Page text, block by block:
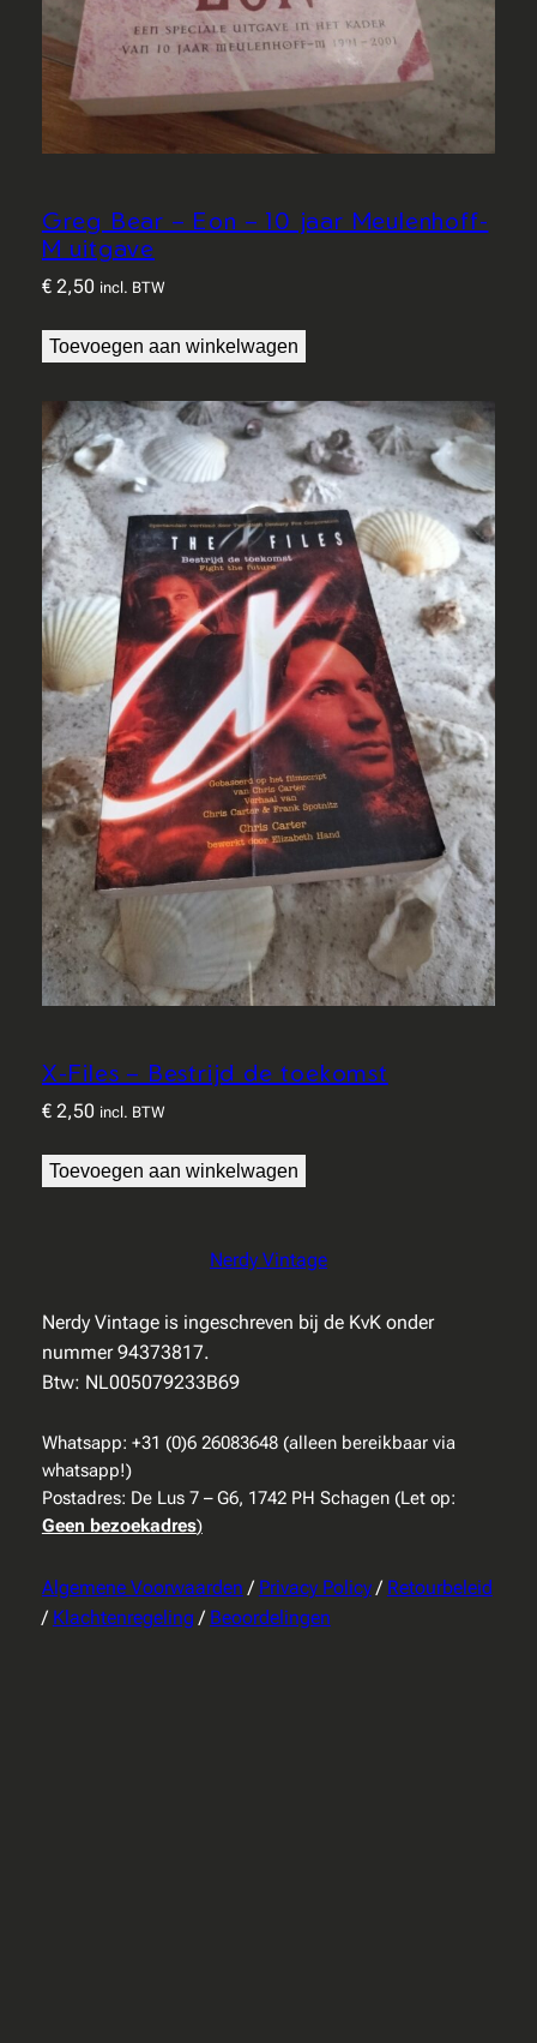
Greg Bear – Eon – 10 jaar Meulenhoff-
M uitgave
€2,50 incl. BTW
Toevoegen aan winkelwagen
X-Files – Bestrijd de toekomst
€2,50 incl. BTW
Toevoegen aan winkelwagen
Nerdy Vintage
Nerdy Vintage is ingeschreven bij de KvK onder
nummer 94373817.
Btw: NL005079233B69
Whatsapp: +31 (0)6 26083648 (alleen bereikbaar via
whatsapp!)
Postadres: De Lus 7 – G6, 1742 PH Schagen (Let op:
Geen bezoekadres)
Algemene Voorwaarden / Privacy Policy/ Retourbeleid
/ Klachtenregeling / Beoordelingen